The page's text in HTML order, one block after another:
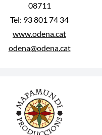
08711
Tel: 93 801 74 34
www.odena.cat
odena@odena.cat